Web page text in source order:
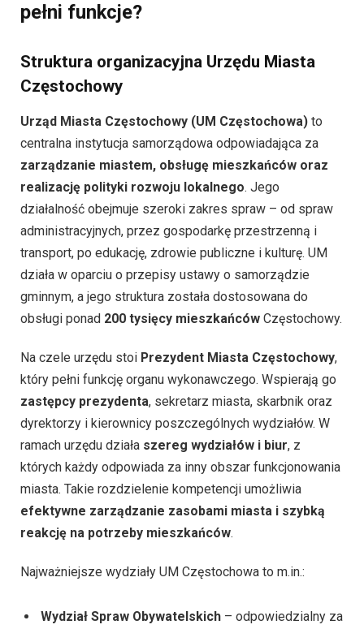
pełni funkcje?
Struktura organizacyjna Urzędu Miasta
Częstochowy
Urząd Miasta Częstochowy (UM Częstochowa) to
centralna instytucja samorządowa odpowiadająca za
zarządzanie miastem, obsługę mieszkańców oraz
realizację polityki rozwoju lokalnego. Jego
działalność obejmuje szeroki zakres spraw – od spraw
administracyjnych, przez gospodarkę przestrzenną i
transport, po edukację, zdrowie publiczne i kulturę. UM
działa w oparciu o przepisy ustawy o samorządzie
gminnym, a jego struktura została dostosowana do
obsługi ponad 200 tysięcy mieszkańców Częstochowy.
Na czele urzędu stoi Prezydent Miasta Częstochowy,
który pełni funkcję organu wykonawczego. Wspierają go
zastępcy prezydenta, sekretarz miasta, skarbnik oraz
dyrektorzy i kierownicy poszczególnych wydziałów. W
ramach urzędu działa szereg wydziałów i biur, z
których każdy odpowiada za inny obszar funkcjonowania
miasta. Takie rozdzielenie kompetencji umożliwia
efektywne zarządzanie zasobami miasta i szybką
reakcję na potrzeby mieszkańców.
Najważniejsze wydziały UM Częstochowa to m.in.:
Wydział Spraw Obywatelskich – odpowiedzialny za